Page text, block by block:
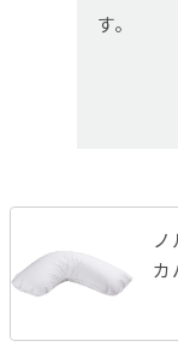
す。
ノ
カ